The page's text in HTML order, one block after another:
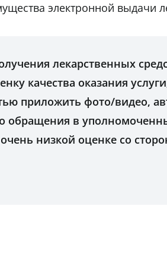
электронной выдачи
лекарственных
качества оказания
приложить фото/видео,
обращения в
низкой оценке со